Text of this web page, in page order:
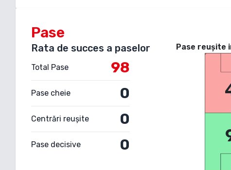
Pase
Rata de succes a paselor
Total Pase 98
Pase cheie 0
Centrări reușite 0
Pase decisive 0
Pase reușite